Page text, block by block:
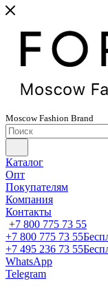
MoscowFashion Brand
Каталог
Опт
Покупателям
Компания
Контакты
+7 800 775 73 55
+7 800 775 73 55
+7 495 236 73 55
WhatsApp
Telegram